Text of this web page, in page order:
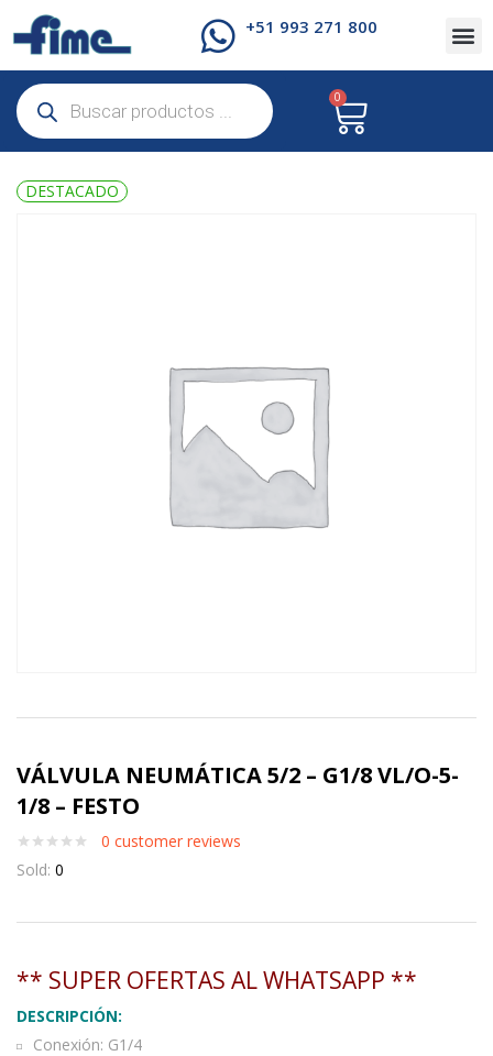
+51 993 271 800
0
VÁLVULA NEUMÁTICA 5/2 – G1/8 VL/O-5-
1/8 – FESTO
0 customer reviews
Sold: 0
DESTACADO
** SUPER OFERTAS AL WHATSAPP **
DESCRIPCIÓN:
Conexión: G1/4